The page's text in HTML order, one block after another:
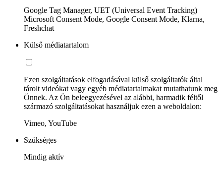
Google Tag Manager, UET (Universal Event Tracking)
Microsoft Consent Mode, Google Consent Mode, Klarna,
Freshchat
Külső médiatartalom
Ezen szolgáltatások elfogadásával külső szolgáltatók által
tárolt videókat vagy egyéb médiatartalmakat mutathatunk meg
Önnek. Az Ön beleegyezésével az alábbi, harmadik féltől
származó szolgáltatásokat használjuk ezen a weboldalon:
Vimeo, YouTube
Szükséges
Mindig aktív